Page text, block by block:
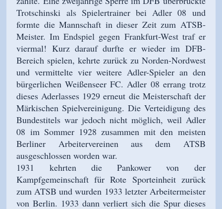
Trotschinski als Spielertrainer bei Adler 08 und
formte die Mannschaft in dieser Zeit zum ATSB-
Meister. Im Endspiel gegen Frankfurt-West traf er
viermal! Kurz darauf durfte er wieder im DFB-
Bereich spielen, kehrte zurück zu Norden-Nordwest
und vermittelte vier weitere Adler-Spieler an den
bürgerlichen Weißenseer FC. Adler 08 errang trotz
dieses Aderlasses 1929 erneut die Meisterschaft der
Märkischen Spielvereinigung. Die Verteidigung des
Bundestitels war jedoch nicht möglich, weil Adler
08 im Sommer 1928 zusammen mit den meisten
Berliner Arbeitervereinen aus dem ATSB
ausgeschlossen worden war.
1931 kehrten die Pankower von der
Kampfgemeinschaft für Rote Sporteinheit zurück
zum ATSB und wurden 1933 letzter Arbeitermeister
von Berlin. 1933 dann verliert sich die Spur dieses